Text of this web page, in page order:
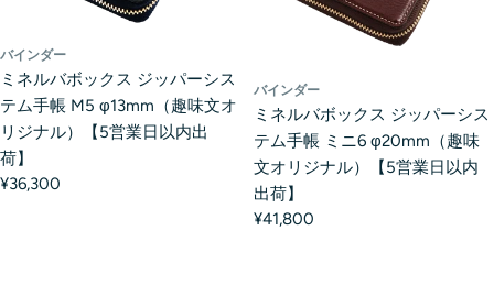
バインダー
ミネルバボックス ジッパーシス
テム手帳 M5 φ13mm（趣味文オ
リジナル）【5営業日以内出
荷】
¥36,300
バインダー
ミネルバボックス ジッパーシス
テム手帳 ミニ6 φ20mm（趣味
文オリジナル）【5営業日以内
出荷】
¥41,800